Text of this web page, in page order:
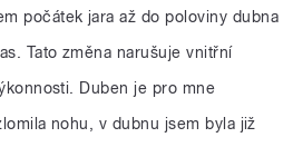
počátek jara až do poloviny dubna
Tato změna narušuje vnitřní
Duben je pro mne
nohu, v dubnu jsem byla již